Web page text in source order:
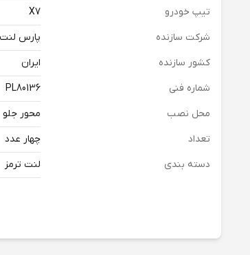
تیپ خودرو
X7
شرکت سازنده
پارس لنت
کشور سازنده
ایران
شماره فنی
PL80136
محل نصب
محور جلو
تعداد
چهار عدد
دسته بندی
لنت ترمز